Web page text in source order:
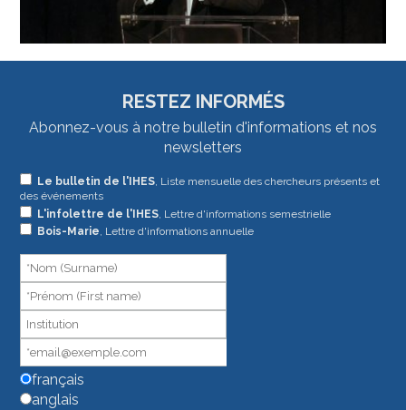
RESTEZ INFORMÉS
Abonnez-vous à notre bulletin d'informations et nos
newsletters
Le bulletin de l'IHES, Liste mensuelle des chercheurs présents et
des événements
L'infolettre de l'IHES , Lettre d'informations semestrielle
Bois-Marie, Lettre d'informations annuelle
français
anglais
Si
vous
êtes
humain,
ne
remplissez
pas
ce
champ.